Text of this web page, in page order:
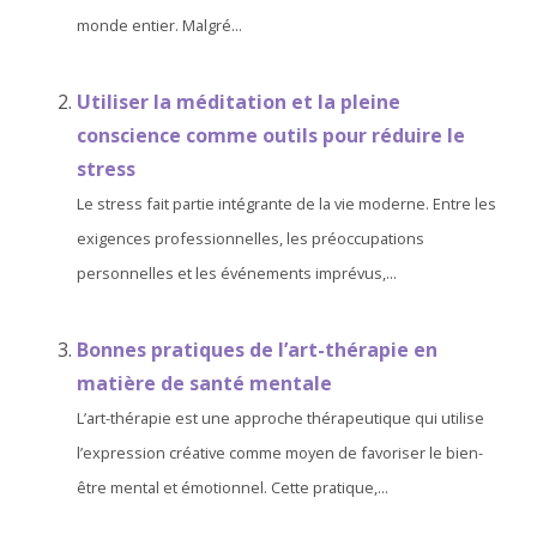
monde entier. Malgré...
Utiliser la méditation et la pleine
conscience comme outils pour réduire le
stress
Le stress fait partie intégrante de la vie moderne. Entre les
exigences professionnelles, les préoccupations
personnelles et les événements imprévus,...
Bonnes pratiques de l’art-thérapie en
matière de santé mentale
L’art-thérapie est une approche thérapeutique qui utilise
l’expression créative comme moyen de favoriser le bien-
être mental et émotionnel. Cette pratique,...